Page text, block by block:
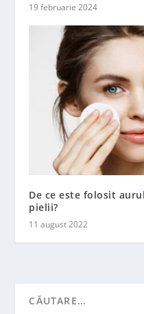
19 februarie 2024
De ce este folosit
pielii?
11 august 2022